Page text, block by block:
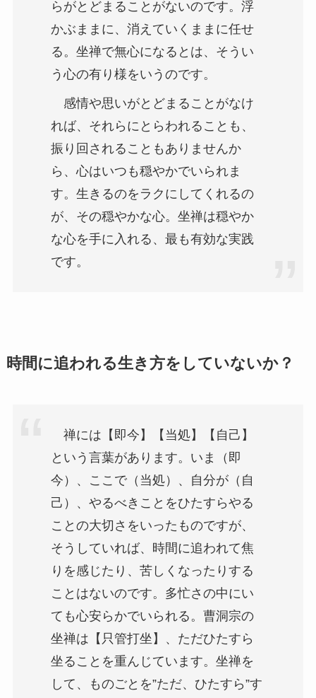
らがとどまることがないのです。浮
かぶままに、消えていくままに任せ
る。坐禅で無心になるとは、そうい
う心の有り様をいうのです。
感情や思いがとどまることがなけ
れば、それらにとらわれることも、
振り回されることもありませんか
ら、心はいつも穏やかでいられま
す。生きるのをラクにしてくれるの
が、その穏やかな心。坐禅は穏やか
な心を手に入れる、最も有効な実践
です。
時間に追われる生き方をしていないか？
禅には【即今】【当処】【自己】
という言葉があります。いま（即
今）、ここで（当処）、自分が（自
己）、やるべきことをひたすらやる
ことの大切さをいったものですが、
そうしていれば、時間に追われて焦
りを感じたり、苦しくなったりする
ことはないのです。多忙さの中にい
ても心安らかでいられる。曹洞宗の
坐禅は【只管打坐】、ただひたすら
坐ることを重んじています。坐禅を
して、ものごとを”ただ、ひたすら”す